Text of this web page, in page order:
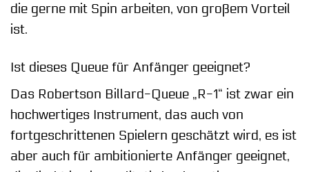
die gerne mit Spin arbeiten, von großem Vorteil
ist.
Ist dieses Queue für Anfänger geeignet?
Das Robertson Billard-Queue „R-1“ ist zwar ein
hochwertiges Instrument, das auch von
fortgeschrittenen Spielern geschätzt wird, es ist
aber auch für ambitionierte Anfänger geeignet,